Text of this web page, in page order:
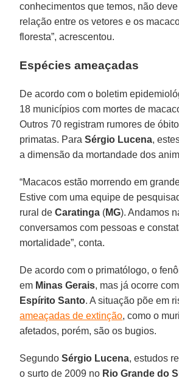
conhecimentos que temos, não
relação entre os vetores e os
floresta”, acrescentou.
Espécies ameaçadas
De acordo com o boletim
18 municípios com mortes de
Outros 70 registram rumores de
primatas. ParaSérgio Lucena,
a dimensão da mortandade dos
“Macacos estão morrendo em
Estive com uma equipe de
rural deCaratinga (MG). Andamos
conversamos com pessoas e
mortalidade”, conta.
De acordo com o primatólogo, o
em Minas Gerais, mas já ocorre
Espírito Santo. A situação põe em
ameaçadas de extinção, como o
afetados, porém, são os bugios.
SegundoSérgio Lucena, estudos
o surto de 2009 no Rio Grande do